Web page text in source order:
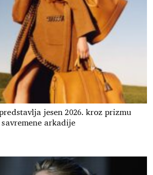
jesen 2026. kroz prizmu
savremene arkadije